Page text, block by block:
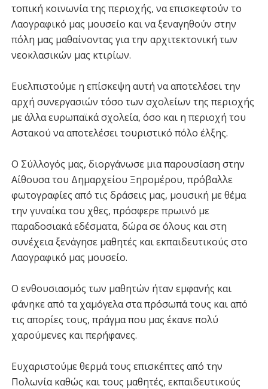
τοπική κοινωνία της περιοχής, να επισκεφτούν το
Λαογραφικό μας μουσείο και να ξεναγηθούν στην
πόλη μας μαθαίνοντας για την αρχιτεκτονική των
νεοκλασικών μας κτιρίων.
Ευελπιστούμε η επίσκεψη αυτή να αποτελέσει την
αρχή συνεργασιών τόσο των σχολείων της περιοχής
με άλλα ευρωπαϊκά σχολεία, όσο και η περιοχή του
Αστακού να αποτελέσει τουριστικό πόλο έλξης.
Ο Σύλλογός μας, διοργάνωσε μια παρουσίαση στην
Αίθουσα του Δημαρχείου Ξηρομέρου, πρόβαλλε
φωτογραφίες από τις δράσεις μας, μουσική με θέμα
την γυναίκα του χθες, πρόσφερε πρωινό με
παραδοσιακά εδέσματα, δώρα σε όλους και στη
συνέχεια ξενάγησε μαθητές και εκπαιδευτικούς στο
Λαογραφικό μας μουσείο.
Ο ενθουσιασμός των μαθητών ήταν εμφανής και
φάνηκε από τα χαμόγελα στα πρόσωπά τους και από
τις απορίες τους, πράγμα που μας έκανε πολύ
χαρούμενες και περήφανες.
Ευχαριστούμε θερμά τους επισκέπτες από την
Πολωνία καθώς και τους μαθητές, εκπαιδευτικούς